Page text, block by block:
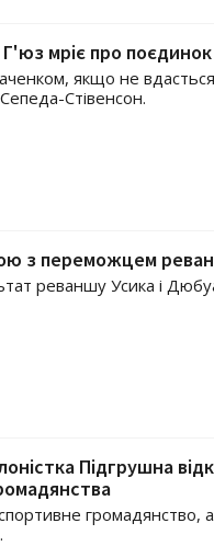
мріє про
якщо не
Стівенсон.
з переможцем
реваншу Усика і
Підгрушна
громадянство,